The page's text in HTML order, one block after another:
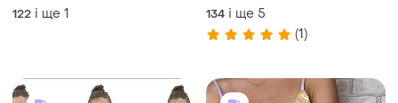
122 і ще 1
піжама дівчинці підлітку
134 і ще 5
(1)